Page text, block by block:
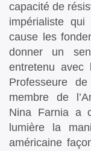
capacité de
impérialiste qui
cause les
donner un
entretenu avec
Professeure
membre de
Nina Farnia a
lumière la
américaine